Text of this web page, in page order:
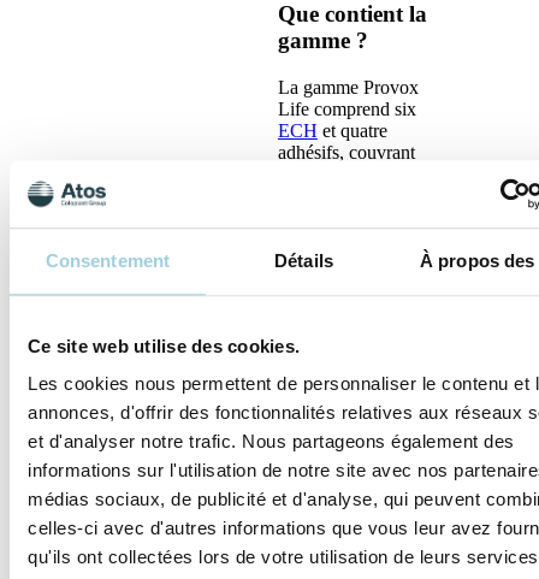
Consentement Détails À propos des
Ce site web utilise des cookies.
Les cookies nous permettent de personnaliser le contenu et
annonces, d'offrir des fonctionnalités relatives aux réseaux
et d'analyser notre trafic. Nous partageons également des
informations sur l'utilisation de notre site avec nos
médias sociaux, de publicité et d'analyse, qui peuvent
celles-ci avec d'autres informations que vous leur avez
qu'ils ont collectées lors de votre utilisation de leurs
Que contient la
gamme ?
La gamme Provox
Life comprend six
ECH et quatre
adhésifs, couvrant
un peu de temps
à l’aise et prêt à
activités, la gamme
Provox Life vous
propose des ECH et
adhésifs adaptés à
chaque moment de
la journée.